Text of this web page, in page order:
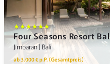
★★★★★★
Four Seasons Resort
Jimbaran | Bali
ab 3.000 € p.P. (Gesamtpreis)